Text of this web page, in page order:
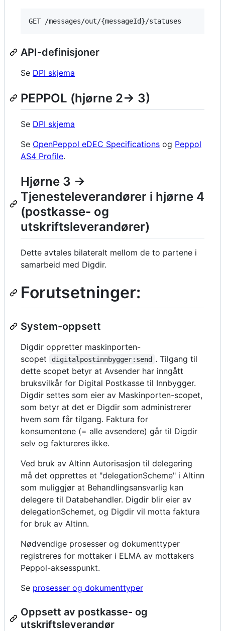
API-definisjoner
Se DPI skjema
PEPPOL (hjørne 2-> 3)
Se DPI skjema
Se OpenPeppol eDEC Specifications og Peppol
AS4 Profile.
Hjørne 3 ->
Tjenesteleverandører i hjørne 4
(postkasse- og
utskriftsleverandører)
Dette avtales bilateralt mellom de to partene i
samarbeid med Digdir.
Forutsetninger:
System-oppsett
Digdir oppretter maskinporten-
scopet
digitalpostinnbygger:send . Tilgang til
dette scopet betyr at Avsender har inngått
bruksvilkår for Digital Postkasse til Innbygger.
Digdir settes som eier av Maskinporten-scopet,
som betyr at det er Digdir som administrerer
hvem som får tilgang. Faktura for
konsumentene (= alle avsendere) går til Digdir
selv og faktureres ikke.
Ved bruk av Altinn Autorisasjon til delegering
må det opprettes et "delegationScheme" i Altinn
som muliggjør at Behandlingsansvarlig kan
delegere til Databehandler. Digdir blir eier av
delegationSchemet, og Digdir vil motta faktura
for bruk av Altinn.
Nødvendige prosesser og dokumenttyper
registreres for mottaker i ELMA av mottakers
Peppol-aksesspunkt.
Se prosesser og dokumenttyper
Oppsett av postkasse- og
utskriftsleverandør